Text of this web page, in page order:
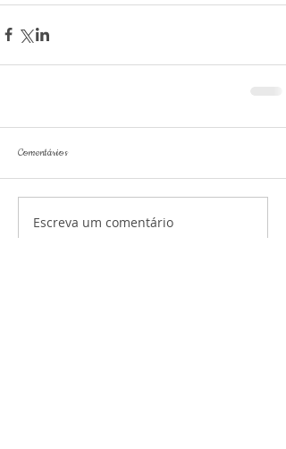
Comentários
Escreva um comentário